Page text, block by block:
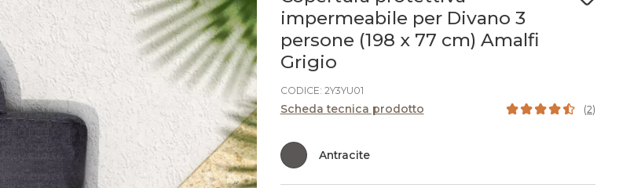
impermeabile per Divano 3
persone (198 x 77 cm) Amalfi
Grigio
CODICE: 2Y3YU01
Scheda tecnica prodotto (2)
Antracite